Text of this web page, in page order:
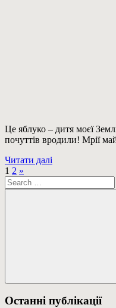
Це яблуко – дитя моєї
почуттів вродили! Мрії
Читати далі
Пагінація
записів
1 2 Next
Posts
»
Пошук:
Останні публікації